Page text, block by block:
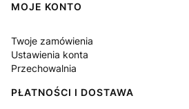
MOJE KONTO
Twoje zamówienia
Ustawienia konta
Przechowalnia
PŁATNOŚCI I DOSTAWA